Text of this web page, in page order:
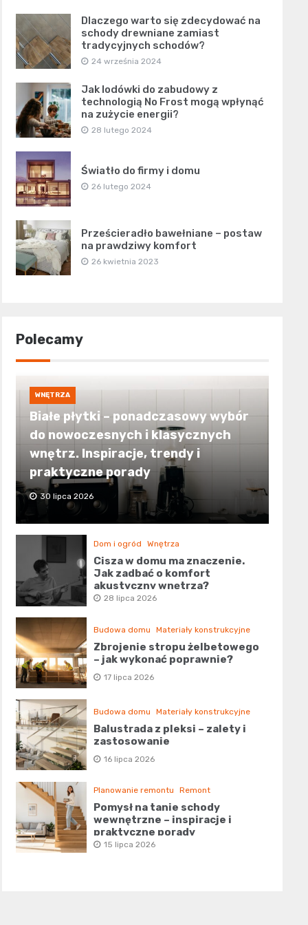
Dlaczego warto się zdecydować na
schody drewniane zamiast
tradycyjnych schodów?
24 września 2024
Jak lodówki do zabudowy z
technologią No Frost mogą wpłynąć
na zużycie energii?
28 lutego 2024
Światło do firmy i domu
26 lutego 2024
Prześcieradło bawełniane – postaw
na prawdziwy komfort
26 kwietnia 2023
Polecamy
WNĘTRZA
Białe płytki – ponadczasowy wybór
do nowoczesnych i klasycznych
wnętrz. Inspiracje, trendy i
praktyczne porady
30 lipca 2026
Dom i ogród Wnętrza
Cisza w domu ma znaczenie.
Jak zadbać o komfort
akustyczny wnętrza?
28 lipca 2026
Budowa domu Materiały konstrukcyjne
Zbrojenie stropu żelbetowego
– jak wykonać poprawnie?
17 lipca 2026
Budowa domu Materiały konstrukcyjne
Balustrada z pleksi – zalety i
zastosowanie
16 lipca 2026
Planowanie remontu Remont
Pomysł na tanie schody
wewnętrzne – inspiracje i
praktyczne porady
15 lipca 2026